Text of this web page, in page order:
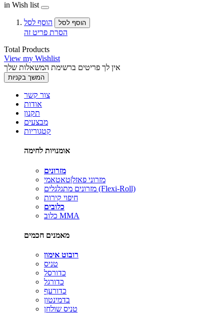
in Wish list
הוסף לסל הוסף לסל
הסרת פריט זה
Total Products
View my Wishlist
אין לך פריטים ברשימת המשאלות שלך
המשך בקניות
צור קשר
אודות
תקנון
מבצעים
קטגוריות
אומנויות לחימה
מזרונים
מזרוני פאזל|טאטאמי
מזרונים מתגלגלים (Flexi-Roll)
חיפוי קירות
כלובים
כלוב MMA
מאמנים חכמים
רובוט אימון
טניס
כדורסל
כדורגל
כדורעף
בדמינטון
טניס שולחן